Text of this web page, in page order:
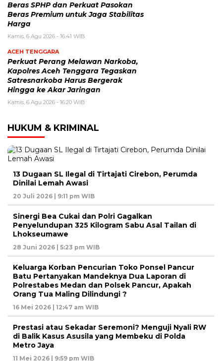
Beras SPHP dan Perkuat Pasokan
Beras Premium untuk Jaga Stabilitas
Harga
Kamis, 6 Agu 2026 - 16:41 WIB
ACEH TENGGARA
Perkuat Perang Melawan Narkoba,
Kapolres Aceh Tenggara Tegaskan
Satresnarkoba Harus Bergerak
Hingga ke Akar Jaringan
Kamis, 6 Agu 2026 - 16:20 WIB
HUKUM & KRIMINAL
13 Dugaan SL Ilegal di Tirtajati Cirebon, Perumda
Dinilai Lemah Awasi
20 Juli 2026 | 9:11 pm WIB
Sinergi Bea Cukai dan Polri Gagalkan
Penyelundupan 325 Kilogram Sabu Asal Tailan di
Lhokseumawe
28 Juni 2026 | 5:23 pm WIB
Keluarga Korban Pencurian Toko Ponsel Pancur
Batu Pertanyakan Mandeknya Dua Laporan di
Polrestabes Medan dan Polsek Pancur, Apakah
Orang Tua Maling Dilindungi ?
16 Mei 2026 | 12:47 am WIB
Prestasi atau Sekadar Seremoni? Menguji Nyali RW
di Balik Kasus Asusila yang Membeku di Polda
Metro Jaya
11 Mei 2026 | 9:59 pm WIB